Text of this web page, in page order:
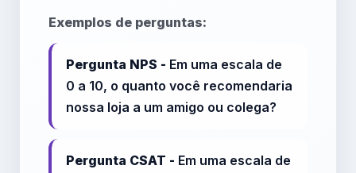
Exemplos de perguntas:
Pergunta NPS - Em uma escala de
0 a 10, o quanto você recomendaria
nossa loja a um amigo ou colega?
Pergunta CSAT - Em uma escala de